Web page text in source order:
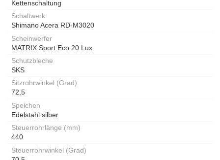
Kettenschaltung
Schaltwerk
Shimano Acera RD-M3020
Scheinwerfer
MATRIX Sport Eco 20 Lux
Schutzbleche
SKS
Sitzrohrwinkel (Grad)
72,5
Speichen
Edelstahl silber
Steuerrohrlänge (mm)
440
Steuerrohrwinkel (Grad)